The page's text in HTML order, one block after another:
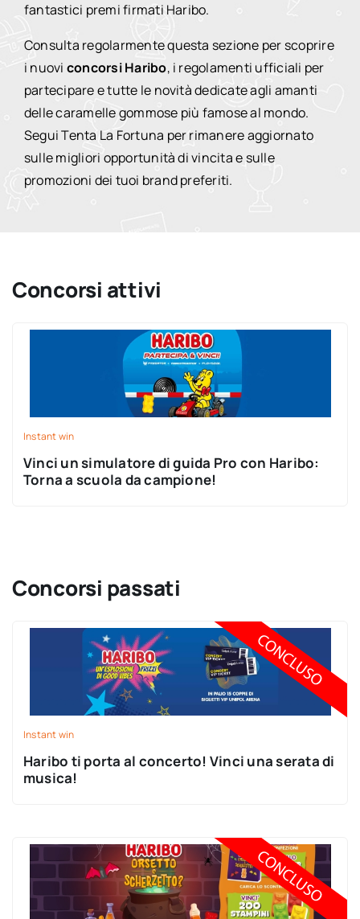
fantastici premi firmati Haribo.
Consulta regolarmente questa sezione per scoprire
i nuovi concorsi Haribo, i regolamenti ufficiali per
partecipare e tutte le novità dedicate agli amanti
delle caramelle gommose più famose al mondo.
Segui Tenta La Fortuna per rimanere aggiornato
sulle migliori opportunità di vincita e sulle
promozioni dei tuoi brand preferiti.
Concorsi attivi
Instant win
Vinci un simulatore di guida Pro con Haribo:
Torna a scuola da campione!
Concorsi passati
Instant win
Haribo ti porta al concerto! Vinci una serata di
musica!